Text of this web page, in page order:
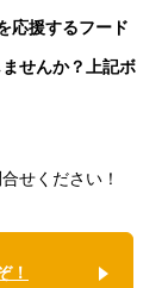
応援するフード
せんか？上記ボ
せください！
！